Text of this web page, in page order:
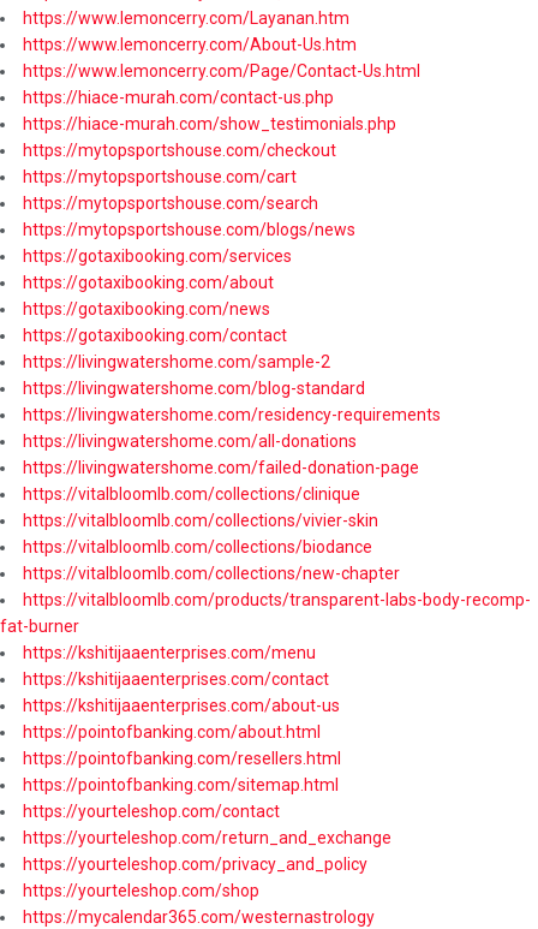
https://www.lemoncerry.com/Layanan.htm
https://www.lemoncerry.com/About-Us.htm
https://www.lemoncerry.com/Page/Contact-Us.html
https://hiace-murah.com/contact-us.php
https://hiace-murah.com/show_testimonials.php
https://mytopsportshouse.com/checkout
https://mytopsportshouse.com/cart
https://mytopsportshouse.com/search
https://mytopsportshouse.com/blogs/news
https://gotaxibooking.com/services
https://gotaxibooking.com/about
https://gotaxibooking.com/news
https://gotaxibooking.com/contact
https://livingwatershome.com/sample-2
https://livingwatershome.com/blog-standard
https://livingwatershome.com/residency-requirements
https://livingwatershome.com/all-donations
https://livingwatershome.com/failed-donation-page
https://vitalbloomlb.com/collections/clinique
https://vitalbloomlb.com/collections/vivier-skin
https://vitalbloomlb.com/collections/biodance
https://vitalbloomlb.com/collections/new-chapter
https://vitalbloomlb.com/products/transparent-labs-body-recomp-
fat-burner
https://kshitijaaenterprises.com/menu
https://kshitijaaenterprises.com/contact
https://kshitijaaenterprises.com/about-us
https://pointofbanking.com/about.html
https://pointofbanking.com/resellers.html
https://pointofbanking.com/sitemap.html
https://yourteleshop.com/contact
https://yourteleshop.com/return_and_exchange
https://yourteleshop.com/privacy_and_policy
https://yourteleshop.com/shop
https://mycalendar365.com/westernastrology